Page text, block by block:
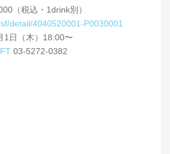
（税込・1drink別）
detail/4040520001-P0030001
1日（木）18:00〜
03-5272-0382